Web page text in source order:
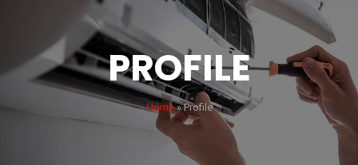
PROFILE
Home»Profile